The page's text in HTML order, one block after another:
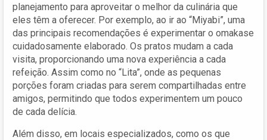
planejamento para aproveitar o melhor da culinária que
eles têm a oferecer. Por exemplo, ao ir ao “Miyabi”, uma
das principais recomendações é experimentar o omakase
cuidadosamente elaborado. Os pratos mudam a cada
visita, proporcionando uma nova experiência a cada
refeição. Assim como no “Lita”, onde as pequenas
porções foram criadas para serem compartilhadas entre
amigos, permitindo que todos experimentem um pouco
de cada delícia.
Além disso, em locais especializados, como os que